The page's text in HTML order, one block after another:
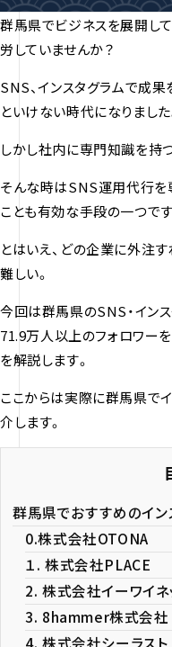
群馬県でビジネスを展開し
労していませんか？
SNS、インスタグラムで成
といけない時代になりました
しかし社内に専門知識を持
そんな時はSNS運用代行を
ことも有効な手段の一つです
とはいえ、どの企業に外注
難しい。
今回は群馬県のSNS・イン
71.9万人以上のフォロワー
を解説します。
ここからは実際に群馬県で
介します。
群馬県でおすすめのイ
0.株式会社OTONA
１. 株式会社PLACE
2. 株式会社イーワイネ
3. 8hammer株式会社
4. 株式会社シーラスト